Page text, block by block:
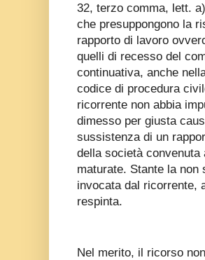
32, terzo comma, lett.
che presuppongono la
rapporto di lavoro
quelli di recesso del
continuativa, anche
codice di procedura
ricorrente non abbia
dimesso per giusta
sussistenza di un
della società
maturate. Stante la
invocata dal ricorrente,
respinta.
Nel merito, il ricorso